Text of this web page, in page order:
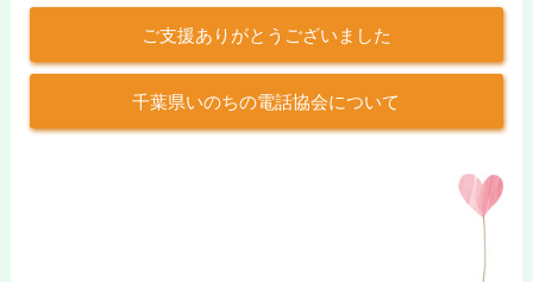
ご支援ありがとうございました
千葉県いのちの電話協会について